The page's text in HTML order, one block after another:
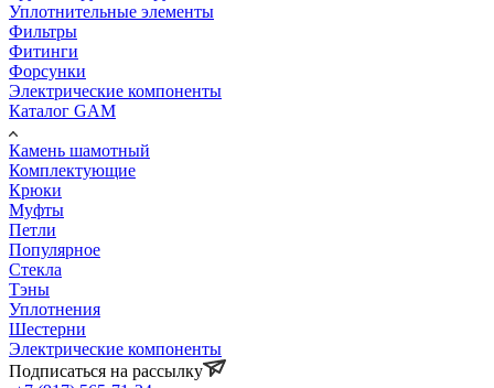
Уплотнительные элементы
Фильтры
Фитинги
Форсунки
Электрические компоненты
Каталог GAM
Камень шамотный
Комплектующие
Крюки
Муфты
Петли
Популярное
Стекла
Тэны
Уплотнения
Шестерни
Электрические компоненты
Подписаться на рассылку